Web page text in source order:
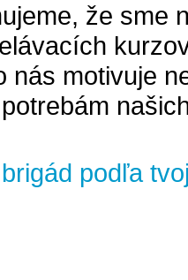
že sme
nás motivuje
podľa